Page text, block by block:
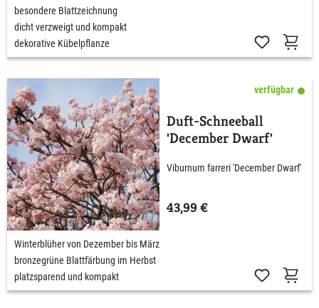
besondere Blattzeichnung
dicht verzweigt und kompakt
dekorative Kübelpflanze
verfügbar
Duft-Schneeball
'December Dwarf'
Viburnum farreri 'December Dwarf'
43,99 €
Winterblüher von Dezember bis März
bronzegrüne Blattfärbung im Herbst
platzsparend und kompakt